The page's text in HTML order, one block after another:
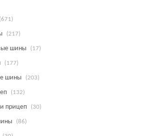
(671)
(217)
шины (17)
(177)
шины (203)
(132)
прицеп (30)
(86)